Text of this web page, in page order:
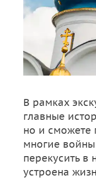
В рамках
главные
но и сможете
многие
перекусить в
устроена